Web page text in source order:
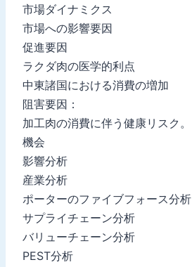
市場ダイナミクス
市場への影響要因
促進要因
ラクダ肉の医学的利点
中東諸国における消費の増加
阻害要因：
加工肉の消費に伴う健康リスク。
機会
影響分析
産業分析
ポーターのファイブフォース分析
サプライチェーン分析
バリューチェーン分析
PEST分析